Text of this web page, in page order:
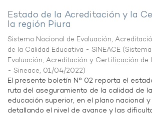
Estado de la Acreditación y la
la región Piura
Sistema Nacional de Evaluación,
de la Calidad Educativa - SINEACE (
Evaluación, Acreditación y Certificación de
- Sineace, 01/04/2022)
El presente boletín N° 02 reporta el
ruta del aseguramiento de la calidad de
educación superior, en el plano nacional
detallando el nivel de avance y las